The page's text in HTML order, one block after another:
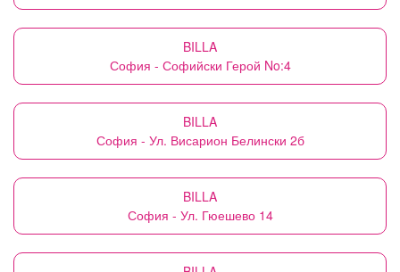
BILLA
София - Софийски Герой No:4
BILLA
София - Ул. Висарион Белински 2б
BILLA
София - Ул. Гюешево 14